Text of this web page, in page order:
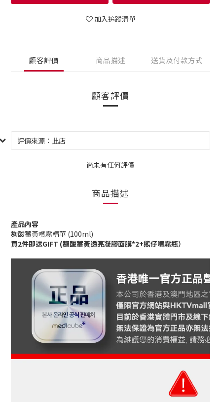
加入追蹤清單
顧客評價 商品描述 送貨及付款方式
顧客評價
尚未有任何評價
商品描述
產品內容
麴酸薑黃噴霧精華 (100ml)
買2件即送GIFT (麴酸薑黃透亮凝膠面膜*2+熊仔噴霧瓶）